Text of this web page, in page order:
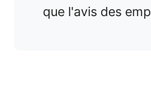
que l'avis des